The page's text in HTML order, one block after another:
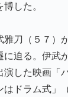
した。
刀（５７）
に迫る。伊武
演した映画「
はドラム式」